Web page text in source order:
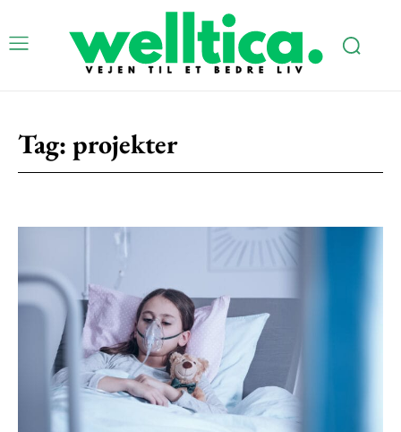
Subscription Plans
Free limited access
Gratis / forever
Etiam est nibh, lobortis sit
Praesent euismod ac
Tag: projekter